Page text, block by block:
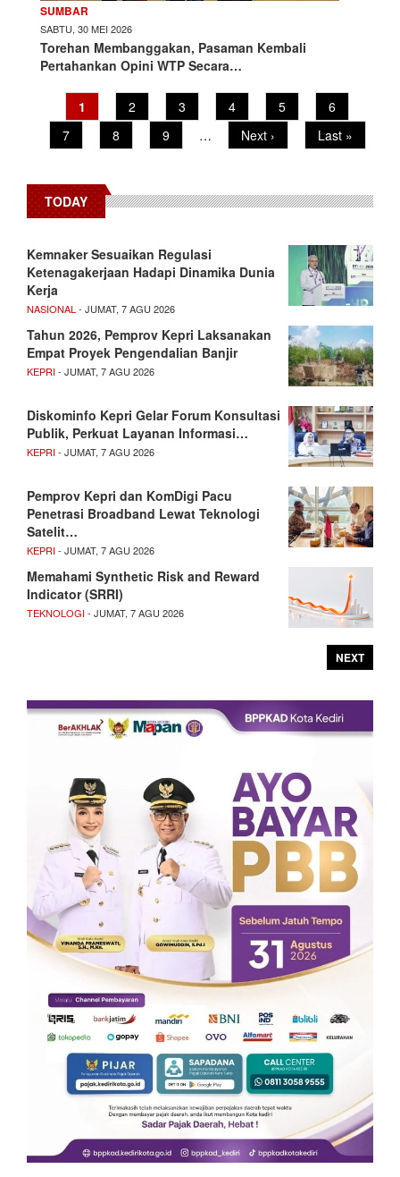
SUMBAR
SABTU, 30 MEI 2026
Torehan Membanggakan, Pasaman Kembali
Pertahankan Opini WTP Secara…
PaginationCurrent
page
1 Page
2 Page
3 Page
4 Page
5 Page
6
Page
7 Page
8 Page
9 …
Next
page
Next ›
Last
page
Last »
TODAY
Kemnaker Sesuaikan Regulasi
Ketenagakerjaan Hadapi Dinamika Dunia
Kerja
NASIONAL - JUMAT, 7 AGU 2026
Tahun 2026, Pemprov Kepri Laksanakan
Empat Proyek Pengendalian Banjir
KEPRI- JUMAT, 7 AGU 2026
Diskominfo Kepri Gelar Forum Konsultasi
Publik, Perkuat Layanan Informasi…
KEPRI- JUMAT, 7 AGU 2026
Pemprov Kepri dan KomDigi Pacu
Penetrasi Broadband Lewat Teknologi
Satelit…
KEPRI- JUMAT, 7 AGU 2026
Memahami Synthetic Risk and Reward
Indicator (SRRI)
TEKNOLOGI- JUMAT, 7 AGU 2026
NEXT